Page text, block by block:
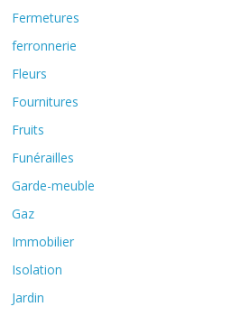
Fermetures
ferronnerie
Fleurs
Fournitures
Fruits
Funérailles
Garde-meuble
Gaz
Immobilier
Isolation
Jardin